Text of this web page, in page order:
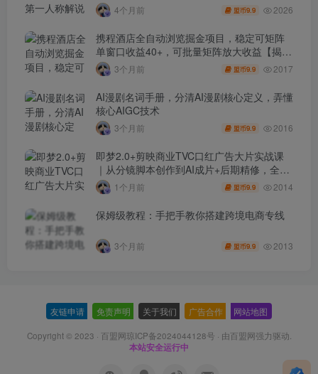
4个月前 盟币9.9 2026
携程酒店全自动浏览掘金项目，稳定可矩阵
单窗口收益40+，可批量矩阵放大收益【揭
秘】3个月前 盟币9.9 2017
AI漫剧名词手册，分清AI漫剧核心定义，弄懂
核心AIGC技术
3个月前 盟币9.9 2016
即梦2.0+剪映商业TVC口红广告大片实战课
｜从分镜脚本创作到AI成片+后期精修，全流
程打造品牌级产品广告
1个月前 盟币9.9 2014
保姆级教程：手把手教你搭建跨境电商专线
3个月前 盟币9.9 2013
友链申请 免责声明 关于我们 广告合作 网站地图
Copyright © 2023 · 百盟网琼ICP备2024044128号 · 由百盟网强力驱动.
本站安全运行中